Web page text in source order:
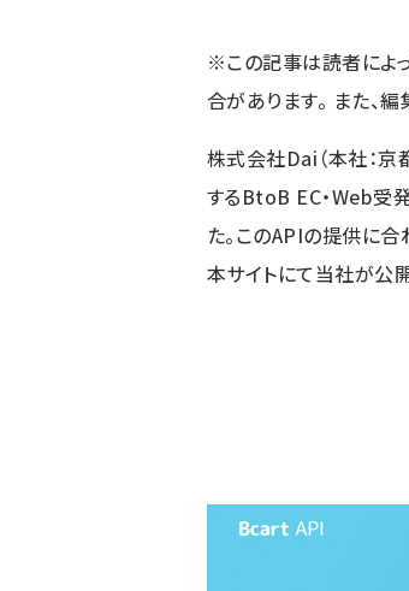
※この記事は読者によ
合があります。 また、
株式会社Dai（本社：京
するBtoB EC・Web受
た。このAPIの提供に
本サイトにて当社が公